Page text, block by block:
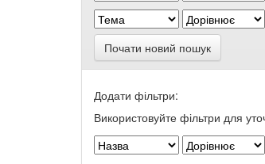
Почати новий пошук
Додати фільтри:
Використовуйте фільтри для